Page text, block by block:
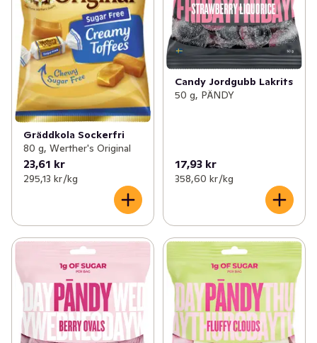
Gräddkola Sockerfri
80 g, Werther's Original
23,61 kr
295,13 kr /kg
Candy Jordgubb Lakrits
50 g, PÄNDY
17,93 kr
358,60 kr /kg